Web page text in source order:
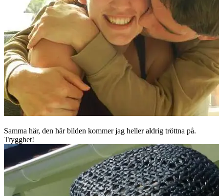
Samma här, den här bilden kommer jag heller aldrig tröttna på.
Trygghet!